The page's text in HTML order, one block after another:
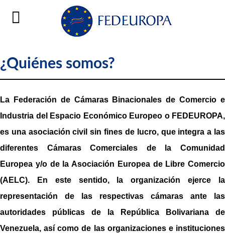
¿Quiénes somos?
La Federación de Cámaras Binacionales de Comercio e
Industria del Espacio Económico Europeo o FEDEUROPA,
es una asociación civil sin fines de lucro, que integra a las
diferentes Cámaras Comerciales de la Comunidad
Europea y/o de la Asociación Europea de Libre Comercio
(AELC). En este sentido, la organización ejerce la
representación de las respectivas cámaras ante las
autoridades públicas de la República Bolivariana de
Venezuela, así como de las organizaciones e instituciones